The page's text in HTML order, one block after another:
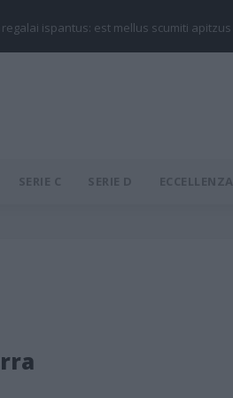
regalai ispantus: est mellus scumiti
SERIE C SERIE D ECCELLENZA